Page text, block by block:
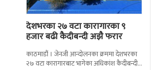
देशभरका २७ वटा कारागारका ९
हजार बढी कैदीबन्दी अझै फरार
काठमाडौं । जेनजी आन्दोलनका क्रममा देशभरका
२७ वटा कारागारबाट भागेका अधिकांश कैदीबन्दी